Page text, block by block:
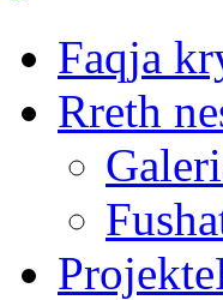
Faqja
Rreth
Projekte